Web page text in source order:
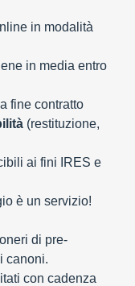
in modalità
in media entro
fine contratto
(restituzione,
ai fini IRES e
è un servizio!
di pre-
canoni.
con cadenza